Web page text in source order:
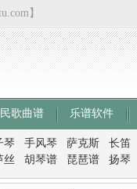
】
民歌曲谱 乐谱软件
琴 手风琴 萨克斯
长笛
丝 胡琴谱 琵琶谱 扬琴